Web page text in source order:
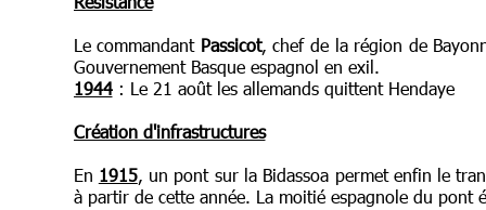
Le commandant Passicot, chef de la région de
Gouvernement Basque espagnol en exil.
1944: Le 21 août les allemands quittent Hendaye
Création d'infrastructures
En 1915, un pont sur la Bidassoa permet enfin le
à partir de cette année. La moitié espagnole du pont